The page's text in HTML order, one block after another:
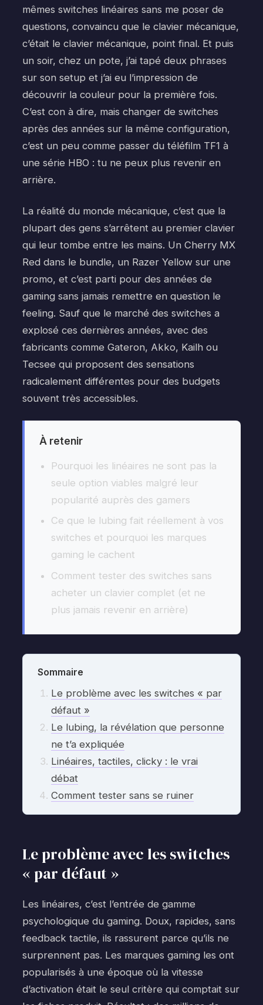
mêmes switches linéaires sans me poser de
questions, convaincu que le clavier mécanique,
c’était le clavier mécanique, point final. Et puis
un soir, chez un pote, j’ai tapé deux phrases
sur son setup et j’ai eu l’impression de
découvrir la couleur pour la première fois.
C’est con à dire, mais changer de switches
après des années sur la même configuration,
c’est un peu comme passer du téléfilm TF1 à
une série HBO : tu ne peux plus revenir en
arrière.
La réalité du monde mécanique, c’est que la
plupart des gens s’arrêtent au premier clavier
qui leur tombe entre les mains. Un Cherry MX
Red dans le bundle, un Razer Yellow sur une
promo, et c’est parti pour des années de
gaming sans jamais remettre en question le
feeling. Sauf que le marché des switches a
explosé ces dernières années, avec des
fabricants comme Gateron, Akko, Kailh ou
Tecsee qui proposent des sensations
radicalement différentes pour des budgets
souvent très accessibles.
À retenir
Pourquoi les linéaires ne sont pas la
seule option viables malgré leur
popularité auprès des gamers
Ce que le lubing fait réellement à vos
switches et pourquoi les marques
gaming le cachent
Comment tester des switches sans
acheter un clavier complet (et ne
plus jamais revenir en arrière)
Sommaire
Le problème avec les switches « par
défaut »
Le lubing, la révélation que personne
ne t’a expliquée
Linéaires, tactiles, clicky : le vrai
débat
Comment tester sans se ruiner
Le problème avec les switches
« par défaut »
Les linéaires, c’est l’entrée de gamme
psychologique du gaming. Doux, rapides, sans
feedback tactile, ils rassurent parce qu’ils ne
surprennent pas. Les marques gaming les ont
popularisés à une époque où la vitesse
d’activation était le seul critère qui comptait sur